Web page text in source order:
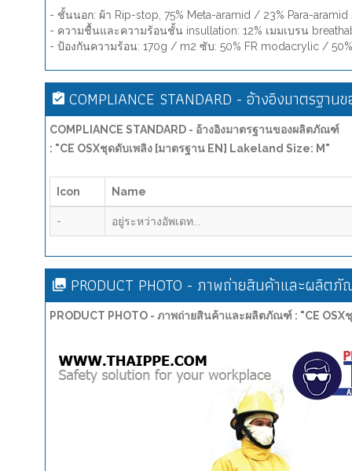
- ชั้นนอก: ผ้า Rip-stop, 75% Meta-aramid / 23% Para-
- ความชื้นและความร้อนชั้น insullation: 12% เมมเบรน
- ป้องกันความร้อน: 170g / m2 ซับ: 50% FR modacrylic /
COMPLIANCE STANDARD - อ้างอิงมาตรฐา
COMPLIANCE STANDARD - อ้างอิงมาตรฐานของผลิตภัณฑ์
: "CE OSXชุดดับเพลิง [มาตรฐาน EN] Lakeland Size: M"
Icon Name
- อยู่ระหว่างอัพเดท...
PRODUCT PHOTO - ภาพถ่ายสินค้าและผลิต
PRODUCT PHOTO - ภาพถ่ายสินค้าและผลิตภัณฑ์ : "CE